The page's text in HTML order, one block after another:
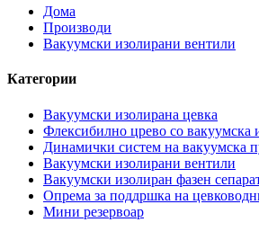
Дома
Производи
Вакуумски изолирани вентили
Категории
Вакуумски изолирана цевка
Флексибилно црево со вакуумска
Динамички систем на вакуумска
Вакуумски изолирани вентили
Вакуумски изолиран фазен
Опрема за поддршка на
Мини резервоар